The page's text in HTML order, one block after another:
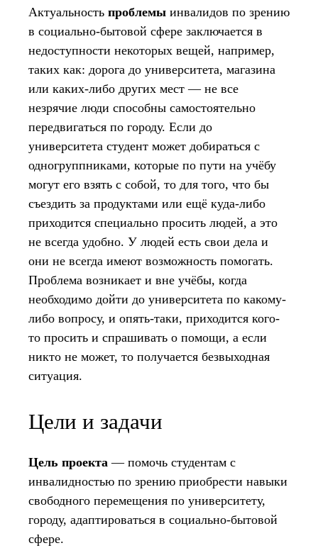
Актуальность проблемы инвалидов по зрению
в социально-бытовой сфере заключается в
недоступности некоторых вещей, например,
таких как: дорога до университета, магазина
или каких-либо других мест — не все
незрячие люди способны самостоятельно
передвигаться по городу. Если до
университета студент может добираться с
одногруппниками, которые по пути на учёбу
могут его взять с собой, то для того, что бы
съездить за продуктами или ещё куда-либо
приходится специально просить людей, а это
не всегда удобно. У людей есть свои дела и
они не всегда имеют возможность помогать.
Проблема возникает и вне учёбы, когда
необходимо дойти до университета по какому-
либо вопросу, и опять-таки, приходится кого-
то просить и спрашивать о помощи, а если
никто не может, то получается безвыходная
ситуация.
Цели и задачи
Цель проекта — помочь студентам с
инвалидностью по зрению приобрести навыки
свободного перемещения по университету,
городу, адаптироваться в социально-бытовой
сфере.